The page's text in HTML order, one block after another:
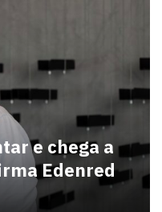
e chega a
Edenred